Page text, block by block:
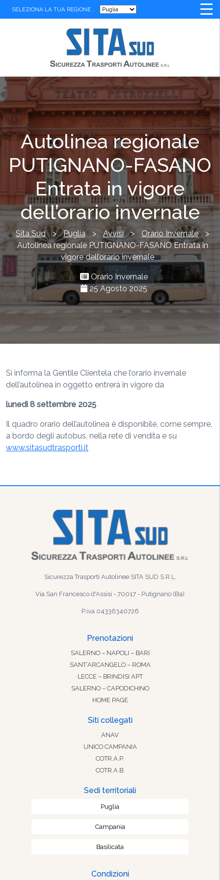
SELEZIONA LA TUA REGIONE
Autolinea regionale
PUTIGNANO-FASANO
Entrata in vigore
dell’orario invernale
Sita Sud > Puglia > Avvisi > Orario Invernale >
Autolinea regionale PUTIGNANO-FASANO Entrata in
vigore dell’orario invernale
Orario Invernale
25 Agosto 2025
Si informa la Gentile Clientela che l’orario invernale
dell’autolinea in oggetto entrerà in vigore da
lunedì 8 settembre 2025
Il quadro orario dell’autolinea è disponibile, come sempre,
a bordo degli autobus, nella rete di vendita e su
www.sitasudtrasporti.it
Sicurezza Trasporti Autolinee SITA SUD S.R.L.
Via San Francesco d'Assisi - 70017 - Putignano (Ba)
P.iva 04336340726
Prenotazioni
SALERNO – NAPOLI – BARI
SANT’ARCANGELO – ROMA
LECCE – BRINDISI APT
SALERNO – CAPODICHINO
HOME PAGE
Siti collegati
ANAV
UNICO CAMPANIA
COTR.A.P.
COTR.A.B.
Sedi territoriali
Puglia
Campania
Basilicata
Condizioni